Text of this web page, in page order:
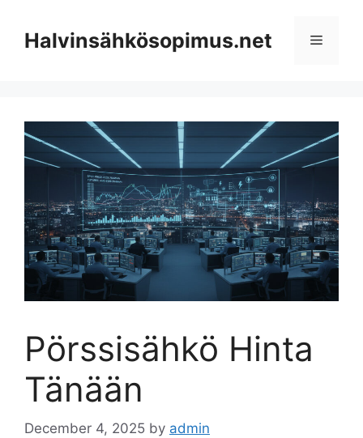
contentHalvinsähkösopimus.net Menu
Pörssisähkö Hinta
Tänään
December 4, 2025 by admin